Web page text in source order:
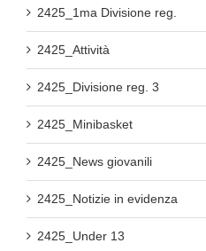
2425_1ma Divisione reg.
2425_Attività
2425_Divisione reg. 3
2425_Minibasket
2425_News giovanili
2425_Notizie in evidenza
2425_Under 13